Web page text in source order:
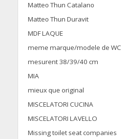
Matteo Thun Catalano
Matteo Thun Duravit
MDF LAQUE
meme marque/modele de WC
mesurent 38/39/40 cm
MIA
mieux que original
MISCELATORI CUCINA
MISCELATORI LAVELLO
Missing toilet seat companies